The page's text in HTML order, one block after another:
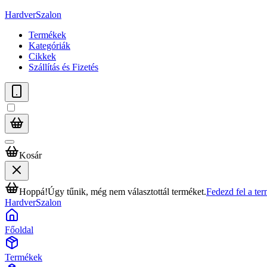
HardverSzalon
Termékek
Kategóriák
Cikkek
Szállítás és Fizetés
Kosár
Hoppá!Úgy tűnik, még nem választottál terméket.Fedezd fel a
HardverSzalon
Főoldal
Termékek